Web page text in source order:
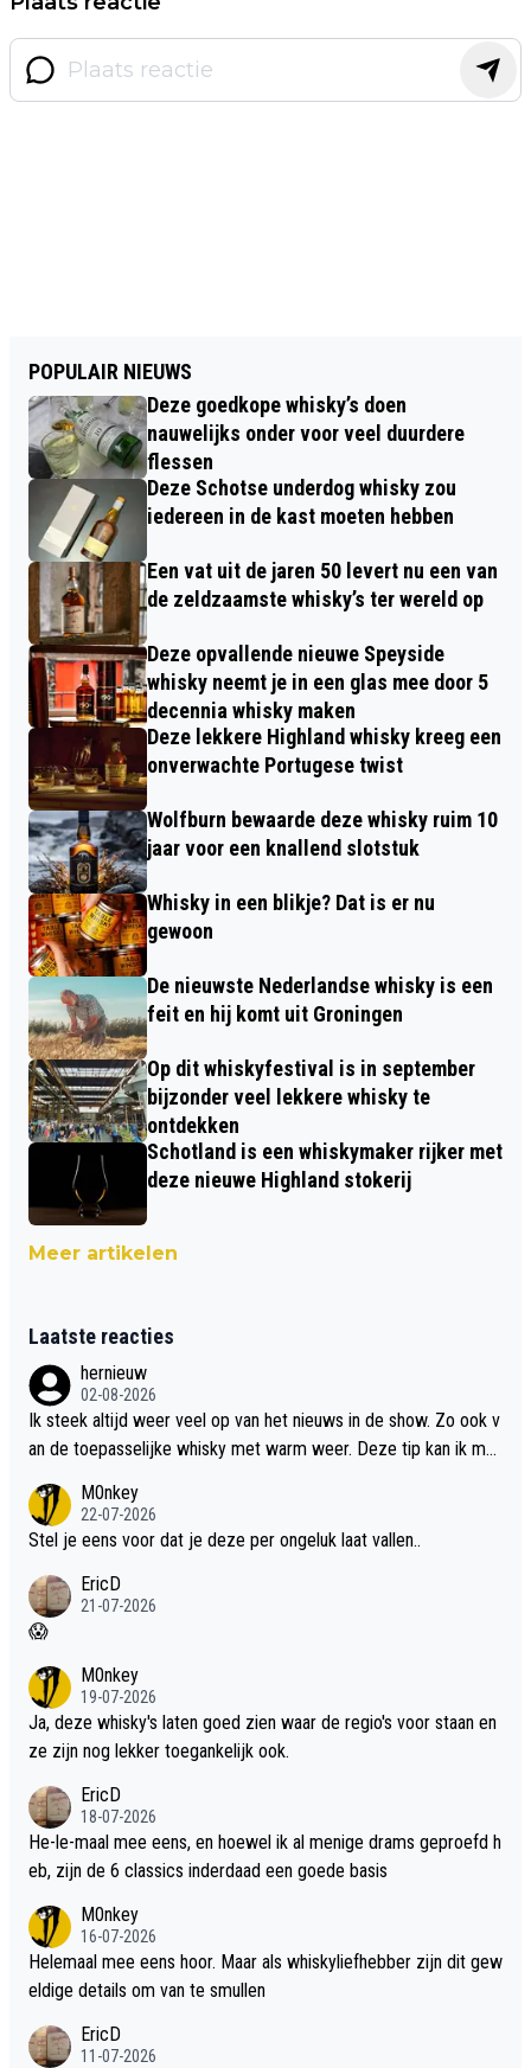
POPULAIR NIEUWS
Deze goedkope whisky’s doen
nauwelijks onder voor veel duurdere
flessen
Deze Schotse underdog whisky zou
iedereen in de kast moeten hebben
Een vat uit de jaren 50 levert nu een van
de zeldzaamste whisky’s ter wereld op
Deze opvallende nieuwe Speyside
whisky neemt je in een glas mee door 5
decennia whisky maken
Deze lekkere Highland whisky kreeg een
onverwachte Portugese twist
Wolfburn bewaarde deze whisky ruim 10
jaar voor een knallend slotstuk
Whisky in een blikje? Dat is er nu
gewoon
De nieuwste Nederlandse whisky is een
feit en hij komt uit Groningen
Op dit whiskyfestival is in september
bijzonder veel lekkere whisky te
ontdekken
Schotland is een whiskymaker rijker met
deze nieuwe Highland stokerij
Meer artikelen
Laatste reacties
hernieuw
02-08-2026
Ik steek altijd weer veel op van het nieuws in de show. Zo ook v
an de toepasselijke whisky met warm weer. Deze tip kan ik met
M0nkey
22-07-2026
Stel je eens voor dat je deze per ongeluk laat vallen..
EricD
21-07-2026
😱
M0nkey
19-07-2026
Ja, deze whisky's laten goed zien waar de regio's voor staan en
ze zijn nog lekker toegankelijk ook.
EricD
18-07-2026
He-le-maal mee eens, en hoewel ik al menige drams geproefd h
eb, zijn de 6 classics inderdaad een goede basis
M0nkey
16-07-2026
Helemaal mee eens hoor. Maar als whiskyliefhebber zijn dit gew
eldige details om van te smullen
EricD
11-07-2026